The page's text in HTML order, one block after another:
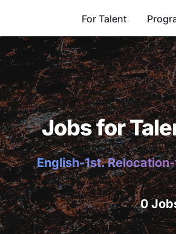
For Talent
Jobs for
English-1st.
0